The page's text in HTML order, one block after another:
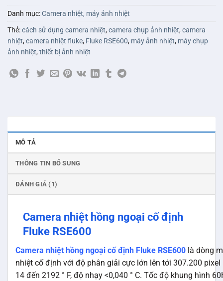
Danh mục:Camera nhiệt, máy ảnh nhiệt
Thẻ:cách sử dụng camera nhiệt,camera chụp ảnh nhiệt,camera
nhiệt,camera nhiệt fluke, Fluke RSE600, máy ảnh nhiệt, máy chụp
ảnh nhiệt,thiết bị ảnh nhiệt
MÔ TẢ
THÔNG TIN BỔ SUNG
ĐÁNH GIÁ (1)
Camera nhiệt hồng ngoại cố định
Fluke RSE600
Camera nhiệt hồng ngoại cố định Fluke RSE600 là dòng
nhiệt cố định với độ phân giải cực lớn lên tới 307.200 pixel
14 đến 2192 ° F, độ nhạy <0,040 ° C. Tốc độ khung hình